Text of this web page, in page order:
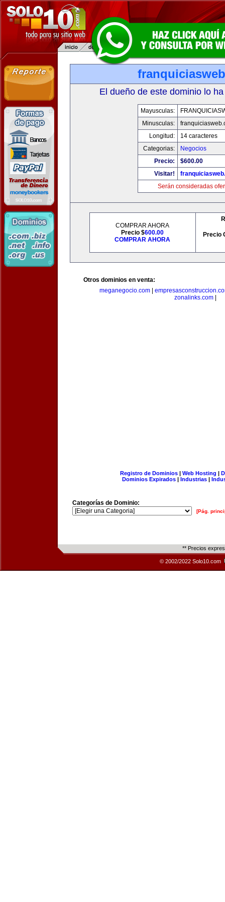
El dueño de este dominio lo
Mayusculas:
Minusculas:
Longitud:
14 caracteres
Categorias:
Negocios
Precio:
$600.00
Visitar!
Serán consideradas
COMPRAR AHORA
Precio $600.00
COMPRAR AHORA
Precio
Otros dominios en venta:
meganegocio.com|
zonalinks.com
Registro de Dominios| Web Hosting |
Dominios Expirados | Industrias |
Categorías de Dominio:
[Pág.
** Precios
© 2002/2022 Solo10.com